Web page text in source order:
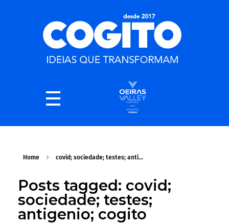
Home covid; sociedade; testes; anti...
Posts tagged: covid;
sociedade; testes;
antigenio; cogito